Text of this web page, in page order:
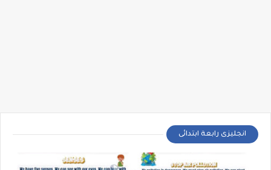
انجليزى رابعة ابتدائى